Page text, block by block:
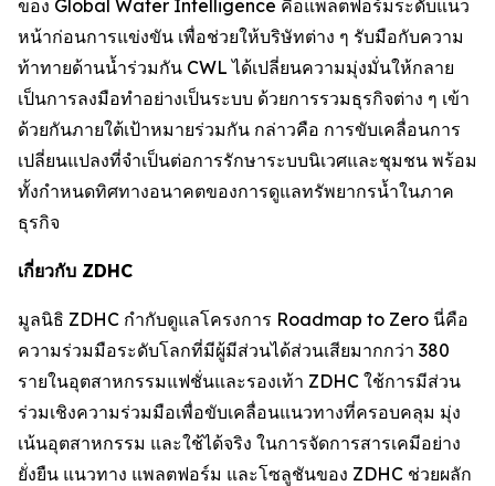
ของ Global Water Intelligence คือแพลตฟอร์มระดับแนว
หน้าก่อนการแข่งขัน เพื่อช่วยให้บริษัทต่าง ๆ รับมือกับความ
ท้าทายด้านน้ำร่วมกัน CWL ได้เปลี่ยนความมุ่งมั่นให้กลาย
เป็นการลงมือทำอย่างเป็นระบบ ด้วยการรวมธุรกิจต่าง ๆ เข้า
ด้วยกันภายใต้เป้าหมายร่วมกัน กล่าวคือ การขับเคลื่อนการ
เปลี่ยนแปลงที่จำเป็นต่อการรักษาระบบนิเวศและชุมชน พร้อม
ทั้งกำหนดทิศทางอนาคตของการดูแลทรัพยากรน้ำในภาค
ธุรกิจ
เกี่ยวกับ ZDHC
มูลนิธิ ZDHC กำกับดูแลโครงการ Roadmap to Zero นี่คือ
ความร่วมมือระดับโลกที่มีผู้มีส่วนได้ส่วนเสียมากกว่า 380
รายในอุตสาหกรรมแฟชั่นและรองเท้า ZDHC ใช้การมีส่วน
ร่วมเชิงความร่วมมือเพื่อขับเคลื่อนแนวทางที่ครอบคลุม มุ่ง
เน้นอุตสาหกรรม และใช้ได้จริง ในการจัดการสารเคมีอย่าง
ยั่งยืน แนวทาง แพลตฟอร์ม และโซลูชันของ ZDHC ช่วยผลัก